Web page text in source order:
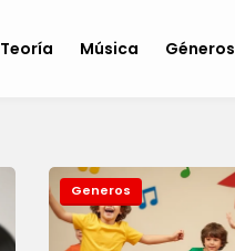
Teoría Música Géneros
Generos